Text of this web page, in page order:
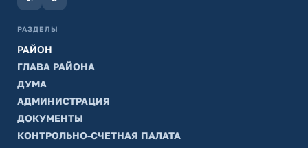
РАЗДЕЛЫ
РАЙОН
ГЛАВА РАЙОНА
ДУМА
АДМИНИСТРАЦИЯ
ДОКУМЕНТЫ
КОНТРОЛЬНО-СЧЕТНАЯ ПАЛАТА